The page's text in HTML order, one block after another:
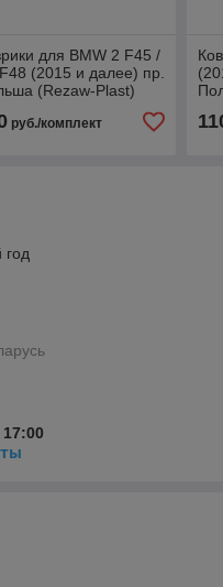
для BMW 2 F45 /
(2015 и далее) пр.
(Rezaw-Plast)
руб./комплект
год